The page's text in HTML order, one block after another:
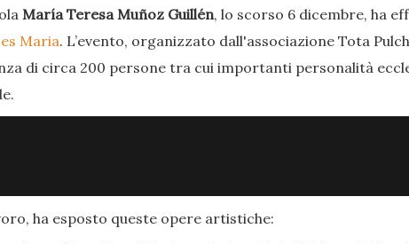
María Teresa Muñoz Guillén, lo scorso 6 dicembre, ha
Maria. L’evento, organizzato dall'associazione Tota
di circa 200 persone tra cui importanti personalità
ha esposto queste opere artistiche: